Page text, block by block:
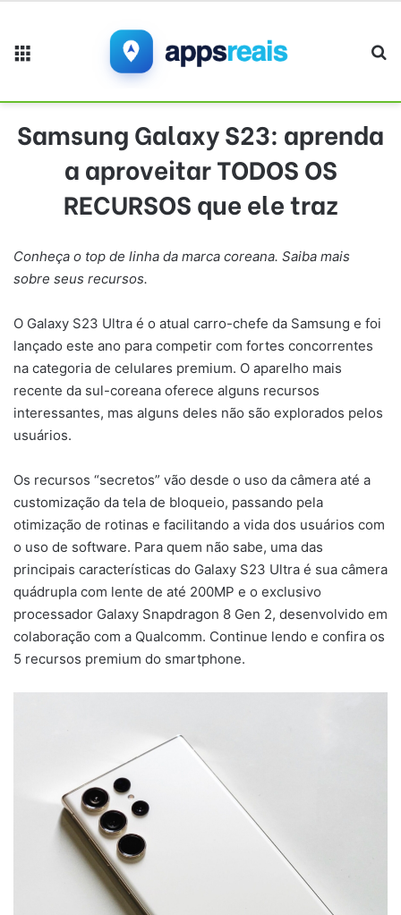
Samsung Galaxy S23: aprenda
a aproveitar TODOS OS
RECURSOS que ele traz
Conheça o top de linha da marca coreana. Saiba mais
sobre seus recursos.
O Galaxy S23 Ultra é o atual carro-chefe da Samsung e foi
lançado este ano para competir com fortes concorrentes
na categoria de celulares premium. O aparelho mais
recente da sul-coreana oferece alguns recursos
interessantes, mas alguns deles não são explorados pelos
usuários.
Os recursos “secretos” vão desde o uso da câmera até a
customização da tela de bloqueio, passando pela
otimização de rotinas e facilitando a vida dos usuários com
o uso de software. Para quem não sabe, uma das
principais características do Galaxy S23 Ultra é sua câmera
quádrupla com lente de até 200MP e o exclusivo
processador Galaxy Snapdragon 8 Gen 2, desenvolvido em
colaboração com a Qualcomm. Continue lendo e confira os
5 recursos premium do smartphone.